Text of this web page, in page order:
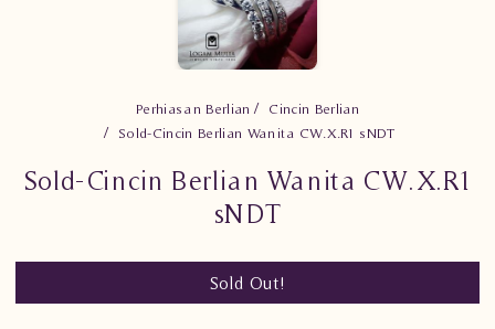
Perhiasan Berlian
Cincin Berlian
Sold-Cincin Berlian Wanita CW.X.R1 sNDT
Sold-Cincin Berlian Wanita CW.X.R1
sNDT
Sold Out!